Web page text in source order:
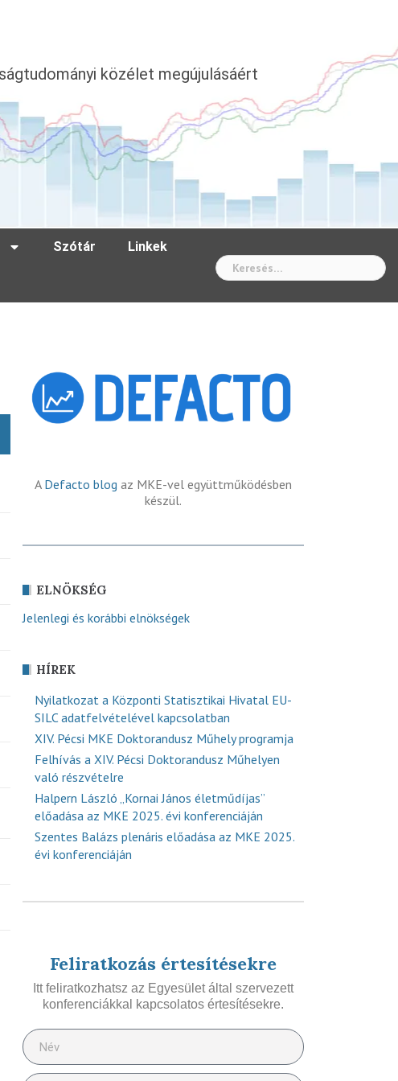
közélet megújulásáért
Szótár Linkek
A Defacto blog az MKE-vel együttműködésben
készül.
ELNÖKSÉG
Jelenlegi és korábbi elnökségek
HÍREK
Nyilatkozat a Központi Statisztikai Hivatal EU-
SILC adatfelvételével kapcsolatban
XIV. Pécsi MKE Doktorandusz Műhely programja
Felhívás a XIV. Pécsi Doktorandusz Műhelyen
való részvételre
Halpern László „Kornai János életműdíjas”
előadása az MKE 2025. évi konferenciáján
Szentes Balázs plenáris előadása az MKE 2025.
évi konferenciáján
Feliratkozás értesítésekre
Itt feliratkozhatsz az Egyesület által szervezett
konferenciákkal kapcsolatos értesítésekre.